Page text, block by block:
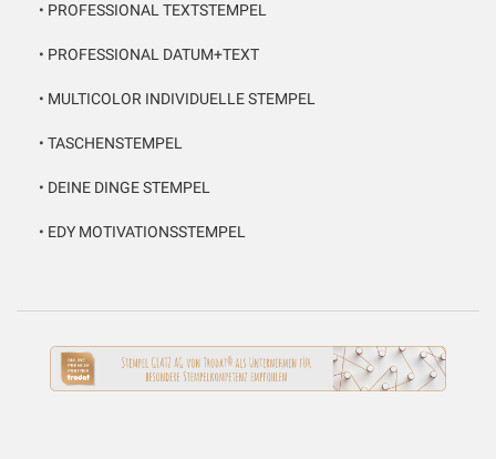
• PROFESSIONAL TEXTSTEMPEL
• PROFESSIONAL DATUM+TEXT
• MULTICOLOR INDIVIDUELLE STEMPEL
• TASCHENSTEMPEL
• DEINE DINGE STEMPEL
• EDY MOTIVATIONSSTEMPEL